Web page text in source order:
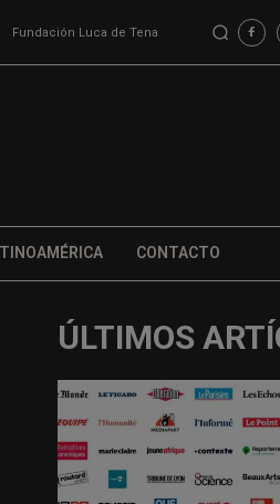
Fundación Luca de Tena
CONTACTO
ÚLTIMOS